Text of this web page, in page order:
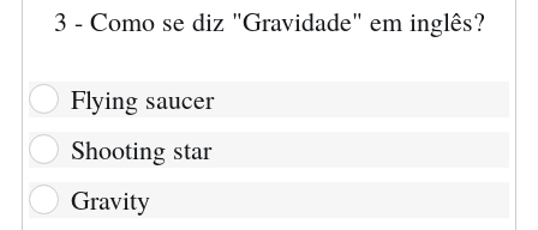
3 - Como se diz "Gravidade" em inglês?
Flying saucer
Shooting star
Gravity